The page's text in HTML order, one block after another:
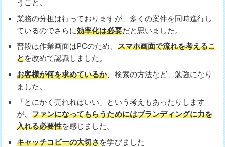
うこと。
業務の分担は行っておりますが、多くの案件を同時進行し
ているのでさらに効率化は必要だと思いました。
普段は作業画面はPCのため、スマホ画面で流れを考えるこ
とを改めて認識しました。
お客様が何を求めているか、検索の方法など、勉強になり
ました。
「とにかく売れればいい」という考えもあったりします
が、ファンになってもらうためにはブランディングに力を
入れる必要性を感じました。
キャッチコピーの大切さを学びました